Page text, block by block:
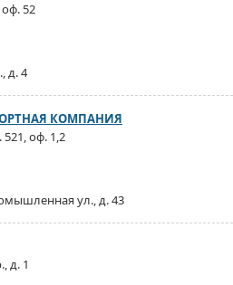
52
д. 4
КОМПАНИЯ
оф. 1,2
ул., д. 43
д. 1